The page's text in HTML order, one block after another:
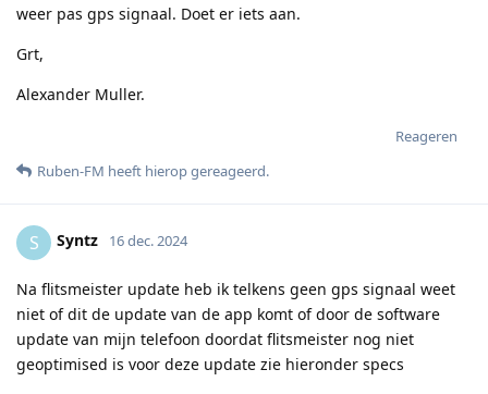
weer pas gps signaal. Doet er iets aan.
Grt,
Alexander Muller.
Reageren
Ruben-FM heeft hierop gereageerd.
S Syntz 16 dec. 2024
Na flitsmeister update heb ik telkens geen gps signaal weet
niet of dit de update van de app komt of door de software
update van mijn telefoon doordat flitsmeister nog niet
geoptimised is voor deze update zie hieronder specs